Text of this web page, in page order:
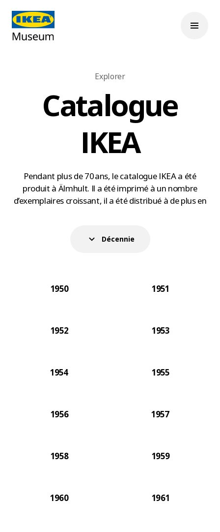
Explorer
Catalogue
IKEA
Pendant plus de 70 ans, le catalogue IKEA a été
produit à Älmhult. Il a été imprimé à un nombre
d’exemplaires croissant, il a été distribué à de plus en
rédigeait lui-même la plupart des textes, aux
Le catalogue 2021 fut le tout dernier imprimé sur
Décennie
1950 1951
1952 1953
1954 1955
1956 1957
1958 1959
1960 1961